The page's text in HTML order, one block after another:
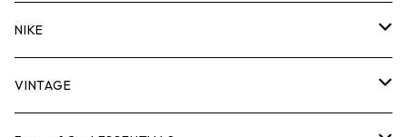
バッグ
シューズ
キャップ・ハット
バッグ
パンツ
キャップ・ハット
ジャケット
パンツ
シャツ
ジャケット
スウェット/ニット
シャツ
ロンTEE
スウェット/ニット
Tシャツ
ロンTEE
NIKE
シューズ
VINTAGE